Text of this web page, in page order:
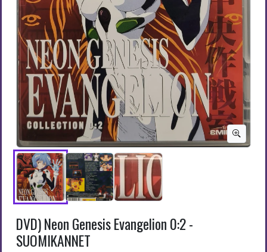
DVD) Neon Genesis Evangelion 0:2 -
SUOMIKANNET